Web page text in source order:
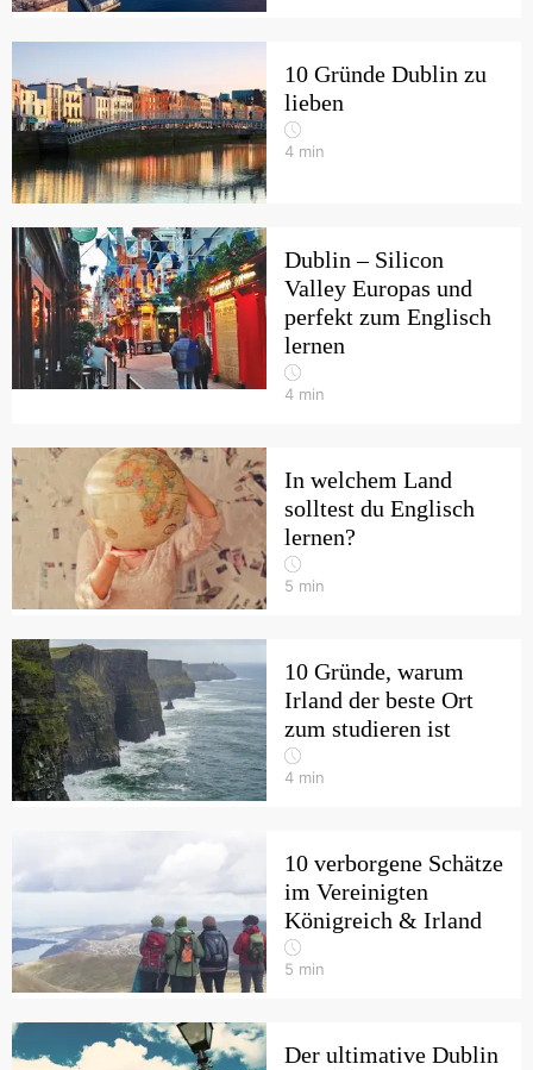
10 Gründe Dublin zu
lieben
4 min
Dublin – Silicon
Valley Europas und
perfekt zum Englisch
lernen
4 min
In welchem Land
solltest du Englisch
lernen?
5 min
10 Gründe, warum
Irland der beste Ort
zum studieren ist
4 min
10 verborgene Schätze
im Vereinigten
Königreich & Irland
5 min
Der ultimative Dublin